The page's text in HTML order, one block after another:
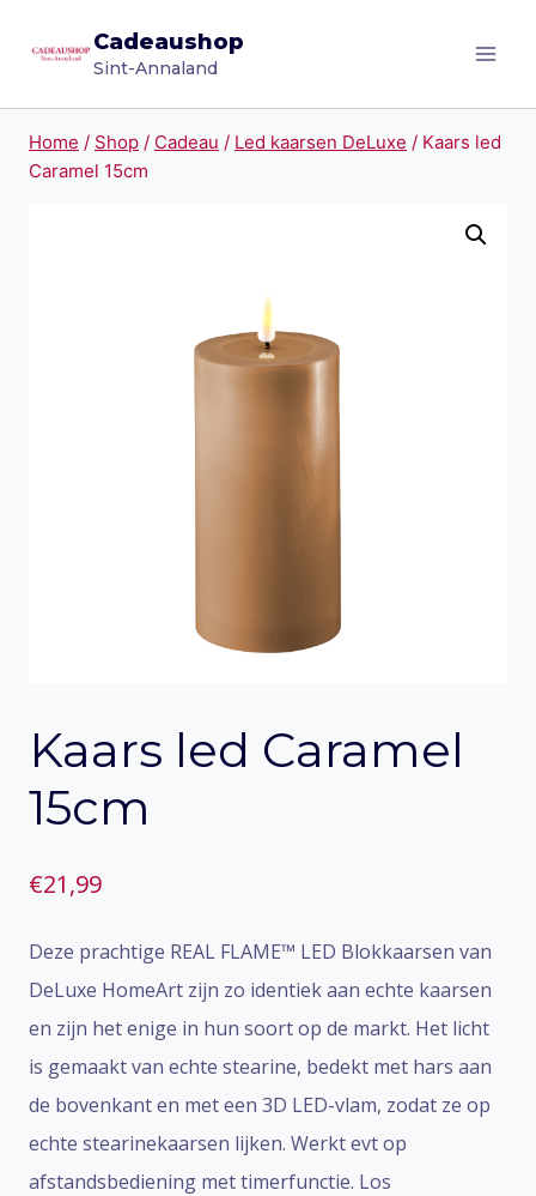
naar
Cadeaushop
Sint-Annaland
Home / Shop / Cadeau / Led kaarsen DeLuxe / Kaars led
Caramel 15cm
Kaars led Caramel
15cm
€21,99
Deze prachtige REAL FLAME™ LED Blokkaarsen van
DeLuxe HomeArt zijn zo identiek aan echte kaarsen
en zijn het enige in hun soort op de markt. Het licht
is gemaakt van echte stearine, bedekt met hars aan
de bovenkant en met een 3D LED-vlam, zodat ze op
echte stearinekaarsen lijken. Werkt evt op
afstandsbediening met timerfunctie. Los